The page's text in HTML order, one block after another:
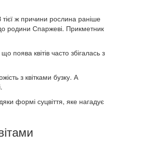
тієї ж причини рослина раніше
родини Спаржеві. Прикметник
поява квітів часто збігалась з
з квітками бузку. А
формі суцвіття, яке нагадує